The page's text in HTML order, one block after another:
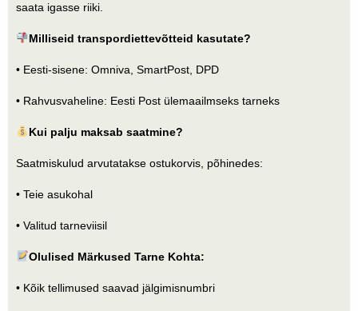
saata igasse riiki.
Milliseid transpordiettevõtteid kasutate?
• Eesti-sisene: Omniva, SmartPost, DPD
• Rahvusvaheline: Eesti Post ülemaailmseks tarneks
Kui palju maksab saatmine?
Saatmiskulud arvutatakse ostukorvis, põhinedes:
• Teie asukohal
• Valitud tarneviisil
Olulised Märkused Tarne Kohta:
• Kõik tellimused saavad jälgimisnumbri